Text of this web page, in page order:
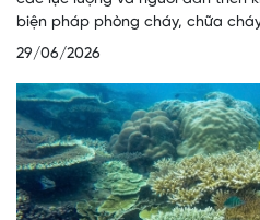
biện pháp phòng cháy, chữa
29/06/2026